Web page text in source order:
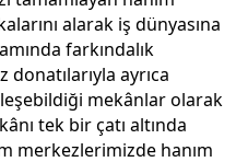
alarak iş dünyasına
farkındalık
ayrıca
mekânlar olarak
tek bir çatı altında
merkezlerimizde hanım